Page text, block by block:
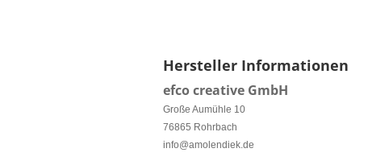
Hersteller Informationen
efco creative GmbH
Große Aumühle 10
76865 Rohrbach
info@amolendiek.de